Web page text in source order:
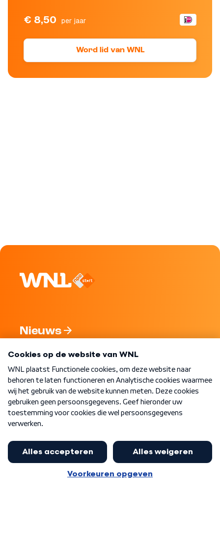
€ 8,50 per jaar
Word lid van WNL
Nieuws
Nieuwsbrief
Word Lid